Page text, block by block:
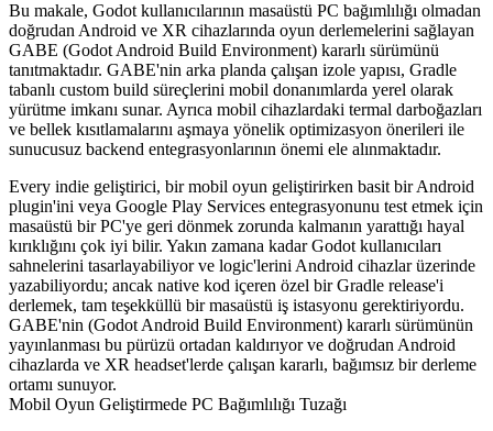
Bu makale, Godot kullanıcılarının masaüstü PC bağımlılığı olmadan
doğrudan Android ve XR cihazlarında oyun derlemelerini sağlayan
GABE (Godot Android Build Environment) kararlı sürümünü
tanıtmaktadır. GABE'nin arka planda çalışan izole yapısı, Gradle
tabanlı custom build süreçlerini mobil donanımlarda yerel olarak
yürütme imkanı sunar. Ayrıca mobil cihazlardaki termal darboğazları
ve bellek kısıtlamalarını aşmaya yönelik optimizasyon önerileri ile
sunucusuz backend entegrasyonlarının önemi ele alınmaktadır.
Every indie geliştirici, bir mobil oyun geliştirirken basit bir Android
plugin'ini veya Google Play Services entegrasyonunu test etmek için
masaüstü bir PC'ye geri dönmek zorunda kalmanın yarattığı hayal
kırıklığını çok iyi bilir. Yakın zamana kadar Godot kullanıcıları
sahnelerini tasarlayabiliyor ve logic'lerini Android cihazlar üzerinde
yazabiliyordu; ancak native kod içeren özel bir Gradle release'i
derlemek, tam teşekküllü bir masaüstü iş istasyonu gerektiriyordu.
GABE'nin (Godot Android Build Environment) kararlı sürümünün
yayınlanması bu pürüzü ortadan kaldırıyor ve doğrudan Android
cihazlarda ve XR headset'lerde çalışan kararlı, bağımsız bir derleme
ortamı sunuyor.
Mobil Oyun Geliştirmede PC Bağımlılığı Tuzağı